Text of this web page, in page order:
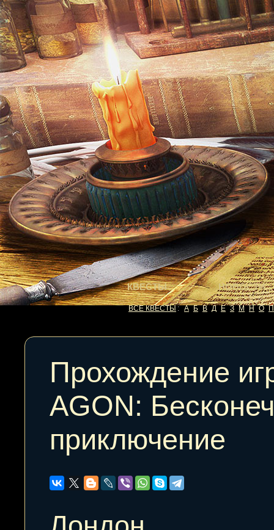
КВЕСТЫ НОВОСТИ
ВСЕ КВЕСТЫ : А Б В Д Е З М Н О П
Прохождение
AGON:
приключение